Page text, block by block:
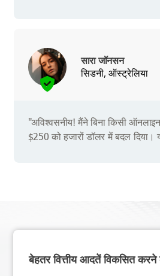
सारा जॉनसन
सिडनी, ऑस्ट्रेलिया
"अविश्वसनीय! मैंने बिना किसी
$250 को हजारों डॉलर में बदल
बेहतर वित्तीय आदतें विकसित